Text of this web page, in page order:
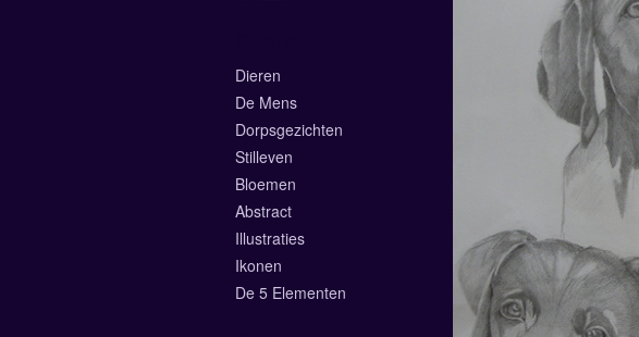
Dieren
De Mens
Dorpsgezichten
Stilleven
Bloemen
Abstract
Illustraties
Ikonen
De 5 Elementen